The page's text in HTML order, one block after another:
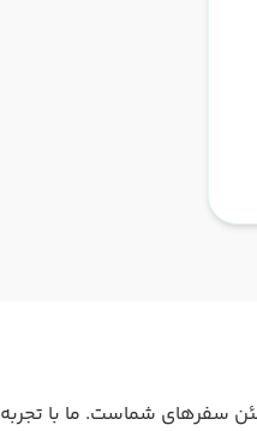
داخلی و خارجی، خدمات رزرو هتل، بلیت هواپیما و پشتیبانی ۲۴